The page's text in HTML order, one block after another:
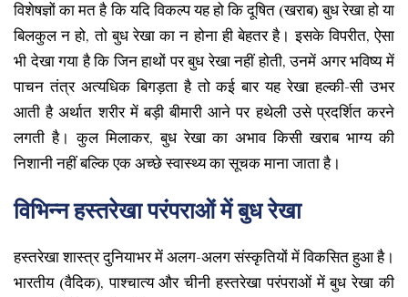
विशेषज्ञों का मत है कि यदि विकल्प यह हो कि दूषित (खराब) बुध रेखा हो या
बिलकुल न हो, तो बुध रेखा का न होना ही बेहतर है। इसके विपरीत, ऐसा
भी देखा गया है कि जिन हाथों पर बुध रेखा नहीं होती, उनमें अगर भविष्य में
पाचन तंत्र अत्यधिक बिगड़ता है तो कई बार यह रेखा हल्की-सी उभर
आती है अर्थात शरीर में बड़ी बीमारी आने पर हथेली उसे प्रदर्शित करने
लगती है। कुल मिलाकर, बुध रेखा का अभाव किसी खराब भाग्य की
निशानी नहीं बल्कि एक अच्छे स्वास्थ्य का सूचक माना जाता है।
विभिन्न हस्तरेखा परंपराओं में बुध रेखा
हस्तरेखा शास्त्र दुनियाभर में अलग-अलग संस्कृतियों में विकसित हुआ है।
भारतीय (वैदिक), पाश्चात्य और चीनी हस्तरेखा परंपराओं में बुध रेखा की